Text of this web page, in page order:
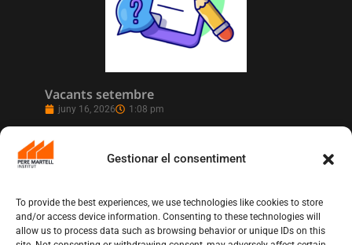
Gestionar el consentiment
To provide the best experiences, we use technologies like cookies to store
and/or access device information. Consenting to these technologies will
allow us to process data such as browsing behavior or unique IDs on this
Vacants setembre
juny 16, 2026 1:08 pm